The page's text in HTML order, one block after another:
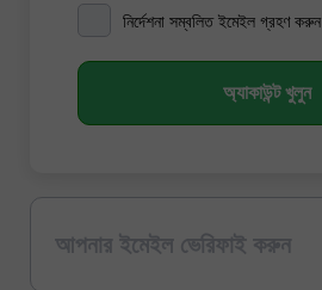
নির্দেশনা সম্বলিত ইমেইল গ্রহণ করুন
অ্যাকাউন্ট খুলুন
আপনার ইমেইল ভেরিফাই করুন